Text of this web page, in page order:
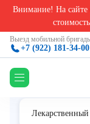
Внимание! На сайте
Выезд мобильной
+7 (922) 181-34-00
Лекарственный
Такролимус